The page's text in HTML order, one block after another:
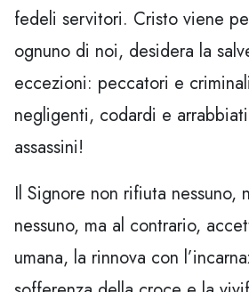
fedeli servitori. Cristo viene
ognuno di noi, desidera la
eccezioni: peccatori e
negligenti, codardi e
assassini!
Il Signore non rifiuta nessuno,
nessuno, ma al contrario,
umana, la rinnova con